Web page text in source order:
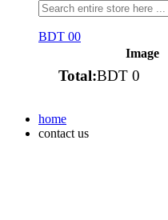
BDT 00
Image
Total:BDT 0
home
contact us